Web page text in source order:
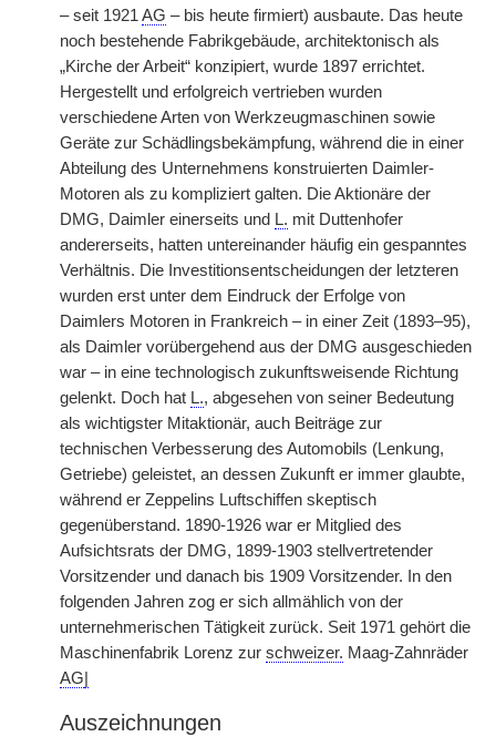
– seit 1921 AG – bis heute firmiert) ausbaute. Das heute
noch bestehende Fabrikgebäude, architektonisch als
„Kirche der Arbeit“ konzipiert, wurde 1897 errichtet.
Hergestellt und erfolgreich vertrieben wurden
verschiedene Arten von Werkzeugmaschinen sowie
Geräte zur Schädlingsbekämpfung, während die in einer
Abteilung des Unternehmens konstruierten Daimler-
Motoren als zu kompliziert galten. Die Aktionäre der
DMG, Daimler einerseits und L. mit Duttenhofer
andererseits, hatten untereinander häufig ein gespanntes
Verhältnis. Die Investitionsentscheidungen der letzteren
wurden erst unter dem Eindruck der Erfolge von
Daimlers Motoren in Frankreich – in einer Zeit (1893–95),
als Daimler vorübergehend aus der DMG ausgeschieden
war – in eine technologisch zukunftsweisende Richtung
gelenkt. Doch hat L., abgesehen von seiner Bedeutung
als wichtigster Mitaktionär, auch Beiträge zur
technischen Verbesserung des Automobils (Lenkung,
Getriebe) geleistet, an dessen Zukunft er immer glaubte,
während er Zeppelins Luftschiffen skeptisch
gegenüberstand. 1890-1926 war er Mitglied des
Aufsichtsrats der DMG, 1899-1903 stellvertretender
Vorsitzender und danach bis 1909 Vorsitzender. In den
folgenden Jahren zog er sich allmählich von der
unternehmerischen Tätigkeit zurück. Seit 1971 gehört die
Maschinenfabrik Lorenz zur schweizer. Maag-Zahnräder
AG
Auszeichnungen